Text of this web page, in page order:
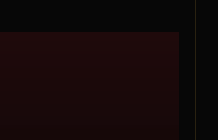
започнал от
дейноста на патрона на
Ценов,